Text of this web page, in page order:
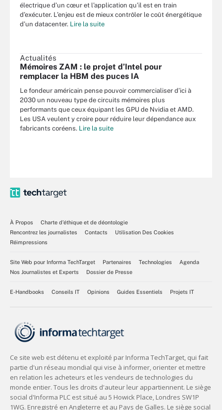
électrique d’un cœur et l’application qu’il est en train
d’exécuter. L’enjeu est de mieux contrôler le coût énergétique
d’un datacenter. Lire la suite
Actualités
Mémoires ZAM : le projet d’Intel pour
remplacer la HBM des puces IA
Le fondeur américain pense pouvoir commercialiser d’ici à
2030 un nouveau type de circuits mémoires plus
performants que ceux équipant les GPU de Nvidia et AMD.
Les USA veulent y croire pour réduire leur dépendance aux
fabricants coréens. Lire la suite
À Propos
Charte d’éthique et de déontologie
Rencontrez les journalistes
Contacts
Utilisation Des Cookies
Réimpressions
Site Web pour Informa TechTarget Partenaires Technologies
Agenda
Nos Journalistes et Experts
Dossier de Presse
E-Handbooks Conseils IT Opinions Guides Essentiels Projets IT